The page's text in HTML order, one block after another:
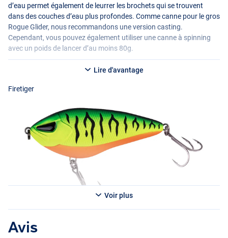
d’eau permet également de leurrer les brochets qui se trouvent
dans des couches d’eau plus profondes. Comme canne pour le gros
Rogue Glider, nous recommandons une version casting.
Cependant, vous pouvez également utiliser une canne à spinning
avec un poids de lancer d’au moins 80g.
Lire d'avantage
Firetiger
Perch
Voir plus
Avis